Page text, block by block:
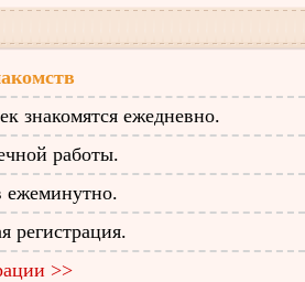
знакомятся ежедневно.
работы.
ежеминутно.
регистрация.
>>